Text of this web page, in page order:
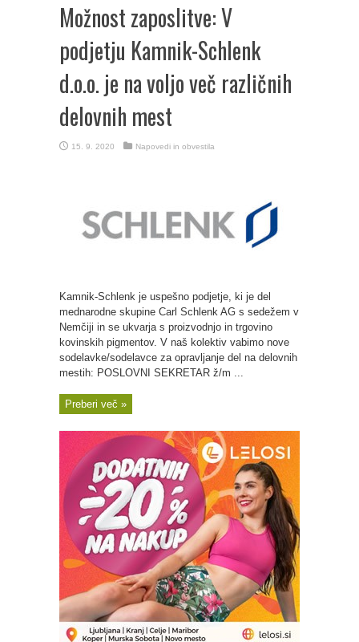
Možnost zaposlitve: V
podjetju Kamnik-Schlenk
d.o.o. je na voljo več različnih
delovnih mest
15. 9. 2020 Napovedi in obvestila
Kamnik-Schlenk je uspešno podjetje, ki je del
mednarodne skupine Carl Schlenk AG s sedežem v
Nemčiji in se ukvarja s proizvodnjo in trgovino
kovinskih pigmentov. V naš kolektiv vabimo nove
sodelavke/sodelavce za opravljanje del na delovnih
mestih: POSLOVNI SEKRETAR ž/m ...
Preberi več »